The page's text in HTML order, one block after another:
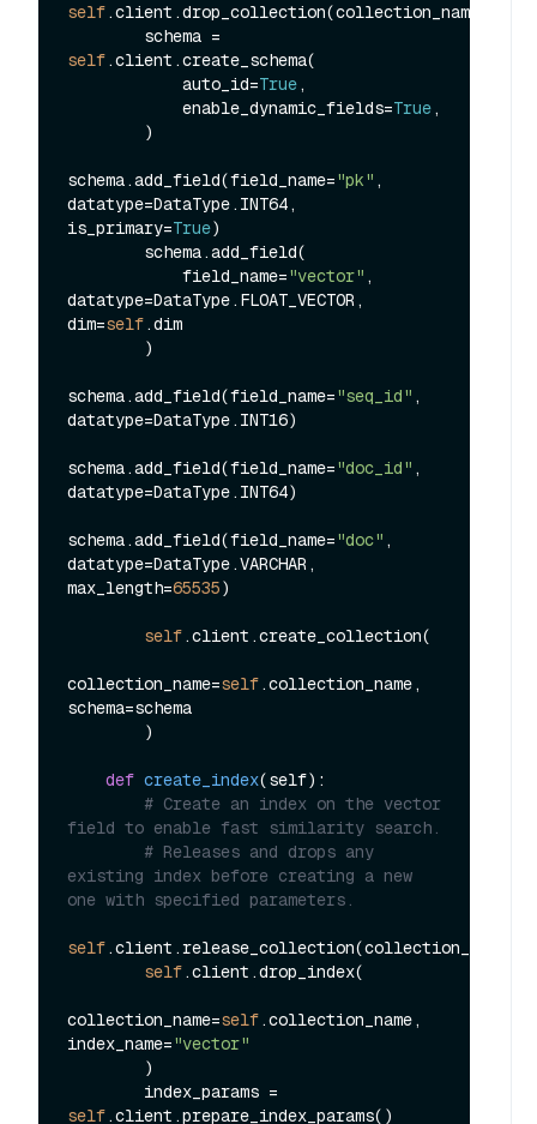
self.client.drop_collection(collection_name=
self.client.create_schema(
            auto_id=
True,
            enable_dynamic_fields=
True,
schema.add_field(field_name="pk" ,
datatype=DataType.INT64,
is_primary=True)
            field_name=
"vector" ,
datatype=DataType.FLOAT_VECTOR,
dim=self.dim
schema.add_field(field_name="seq_id" ,
datatype=DataType.INT16)
schema.add_field(field_name="doc_id" ,
datatype=DataType.INT64)
schema.add_field(field_name="doc" ,
datatype=DataType.VARCHAR,
max_length=65535)
self.client.create_collection(
collection_name=self.collection_name,
schema=schema
def create_index(self):
# Create an index on the vector
field to enable fast similarity search.
# Releases and drops any
existing index before creating a new
one with specified parameters.
self.client.release_collection(collection_name=
self.client.drop_index(
collection_name=self.collection_name,
index_name="vector"
self.client.prepare_index_params()